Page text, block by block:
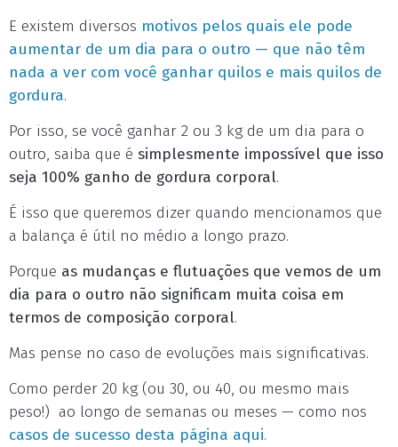
E existem diversos motivos pelos quais ele pode
aumentar de um dia para o outro — que não têm
nada a ver com você ganhar quilos e mais quilos de
gordura.
Por isso, se você ganhar 2 ou 3 kg de um dia para o
outro, saiba que é simplesmente impossível que isso
seja 100% ganho de gordura corporal.
É isso que queremos dizer quando mencionamos que
a balança é útil no médio a longo prazo.
Porque as mudanças e flutuações que vemos de um
dia para o outro não significam muita coisa em
termos de composição corporal.
Mas pense no caso de evoluções mais significativas.
Como perder 20 kg (ou 30, ou 40, ou mesmo mais
peso!) ao longo de semanas ou meses — como nos
casos de sucesso desta página aqui.